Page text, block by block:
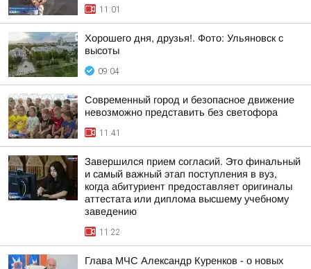
11:01
Хорошего дня, друзья!. Фото: Ульяновск с
высоты
09:04
Современный город и безопасное движение
невозможно представить без светофора
11:41
Завершился прием согласий. Это финальный
и самый важный этап поступления в вуз,
когда абитуриент предоставляет оригиналы
аттестата или диплома высшему учебному
заведению
11:22
Глава МЧС Александр Куренков - о новых